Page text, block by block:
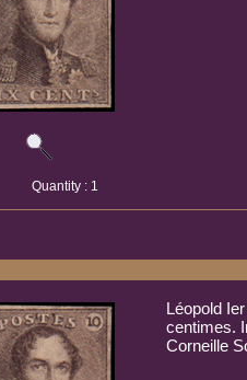
Quantity : 1
Léopold
centimes.
Corneille